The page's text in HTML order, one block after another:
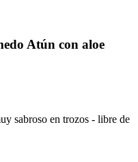
Atún con aloe
sabroso en trozos - libre de